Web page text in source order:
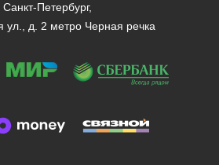
Санкт-Петербург,
ул., д. 2 метро Черная речка